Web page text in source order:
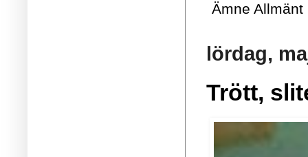
Ämne Allmänt
lördag,
Trött,